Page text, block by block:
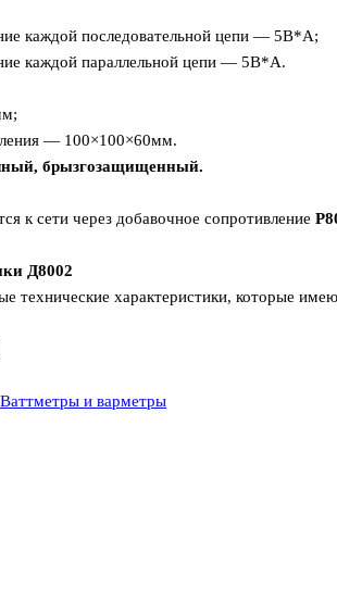
каждой последовательной цепи — 5В*А;
каждой параллельной цепи — 5В*А.
— 100×100×60мм.
брызгозащищенный.
к сети через добавочное сопротивление
Д8002
технические характеристики, которые
Ваттметры и варметры